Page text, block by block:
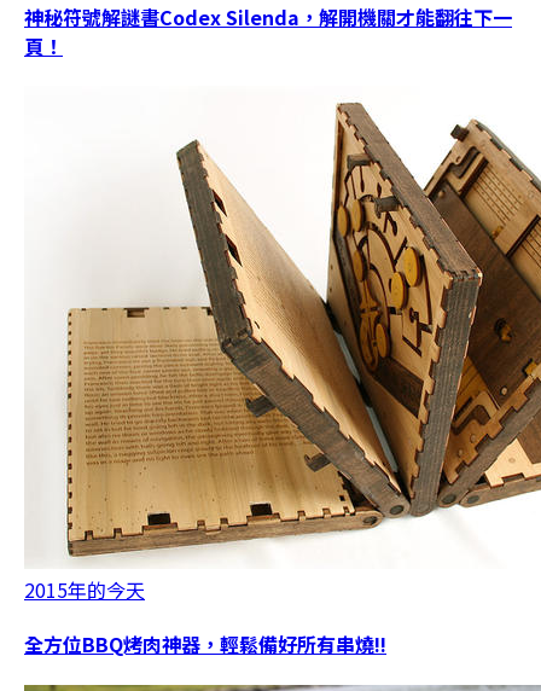
神秘符號解謎書Codex Silenda，解開機關才能翻往下一
頁！
2015年的今天
全方位BBQ烤肉神器，輕鬆備好所有串燒!!